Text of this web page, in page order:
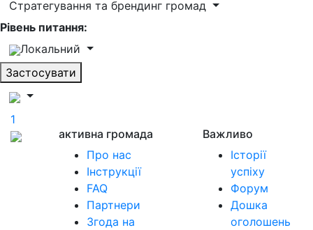
Стратегування та брендинг громад
Рівень питання:
Локальний
Застосувати
1
активна громада
Про нас
Інструкції
FAQ
Партнери
Згода на
Важливо
Історії
успіху
Форум
Дошка
оголошень